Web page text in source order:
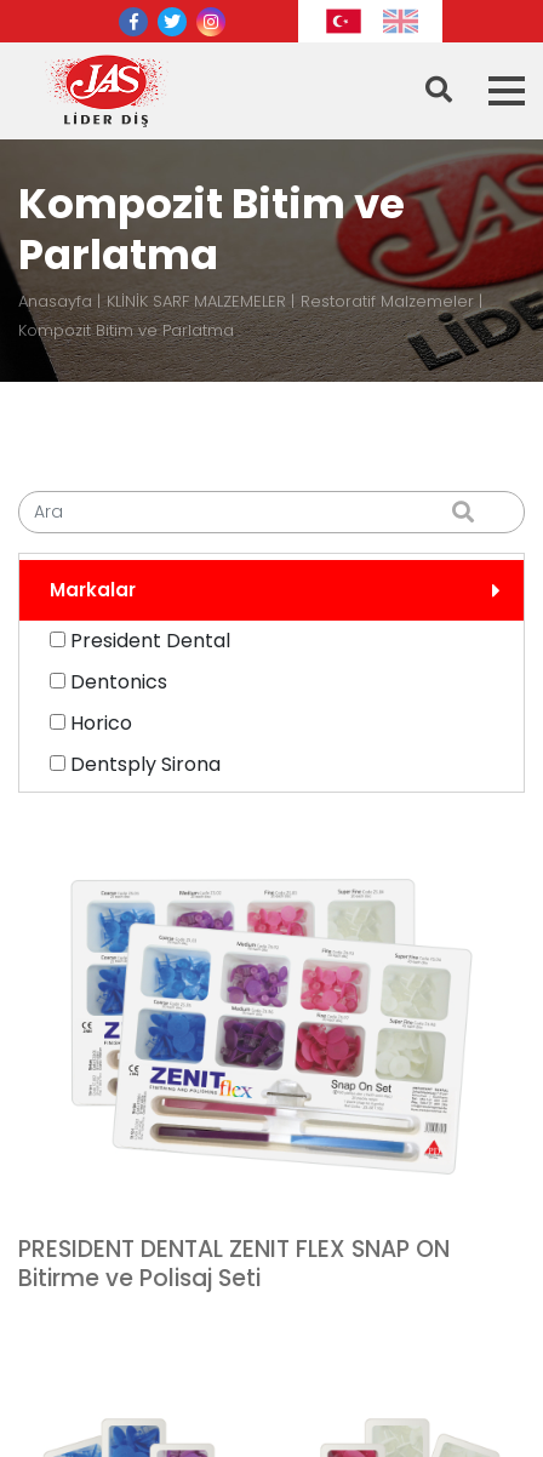
Kompozit Bitim ve
Parlatma
Anasayfa KLİNİK SARF MALZEMELER
Restoratif Malzemeler
Kompozit Bitim ve Parlatma
Markalar
President Dental
Dentonics
Horico
Dentsply Sirona
PRESIDENT DENTAL ZENIT FLEX SNAP ON
Bitirme ve Polisaj Seti